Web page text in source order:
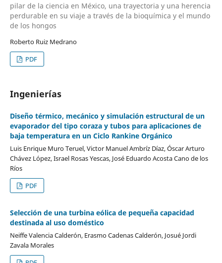
pilar de la ciencia en México, una trayectoria y una herencia
perdurable en su viaje a través de la bioquímica y el mundo
de los hongos
Roberto Ruiz Medrano
PDF
Ingenierías
Diseño térmico, mecánico y simulación estructural de un
evaporador del tipo coraza y tubos para aplicaciones de
baja temperatura en un Ciclo Rankine Orgánico
Luis Enrique Muro Teruel, Victor Manuel Ambríz Díaz, Óscar Arturo
Chávez López, Israel Rosas Yescas, José Eduardo Acosta Cano de los
Ríos
PDF
Selección de una turbina eólica de pequeña capacidad
destinada al uso doméstico
Neiffe Valencia Calderón, Erasmo Cadenas Calderón, Josué Jordi
Zavala Morales